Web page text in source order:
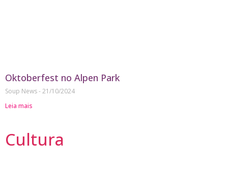
Oktoberfest no Alpen Park
Soup News 21/10/2024
Leia mais
Cultura